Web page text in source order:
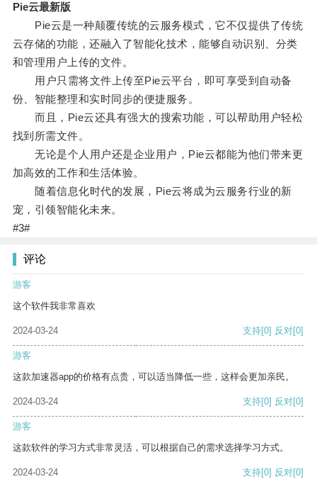
Pie云最新版
Pie云是一种颠覆传统的云服务模式，它不仅提供了传统
云存储的功能，还融入了智能化技术，能够自动识别、分类
和管理用户上传的文件。
用户只需将文件上传至Pie云平台，即可享受到自动备
份、智能整理和实时同步的便捷服务。
而且，Pie云还具有强大的搜索功能，可以帮助用户轻松
找到所需文件。
无论是个人用户还是企业用户，Pie云都能为他们带来更
加高效的工作和生活体验。
随着信息化时代的发展，Pie云将成为云服务行业的新
宠，引领智能化未来。
#3#
评论
游客
这个软件我非常喜欢
2024-03-24 支持[0] 反对[0]
游客
这款加速器app的价格有点贵，可以适当降低一些，这样会更加亲民。
2024-03-24 支持[0] 反对[0]
游客
这款软件的学习方式非常灵活，可以根据自己的需求选择学习方式。
2024-03-24 支持[0] 反对[0]